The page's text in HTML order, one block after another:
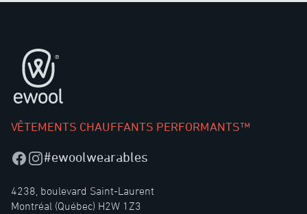
Pied de page
VÊTEMENTS CHAUFFANTS PERFORMANTS™
Facebook
Instagram
#ewoolwearables
4238, boulevard Saint-Laurent
Montréal (Québec) H2W 1Z3